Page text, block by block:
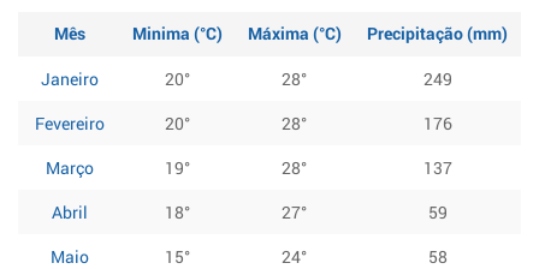
Mês Minima (°C) Máxima (°C)
Precipitação (mm)
Janeiro
20° 28°
249
Fevereiro
20° 28°
176
Março
19° 28°
137
Abril
18° 27°
59
Maio
15° 24°
58